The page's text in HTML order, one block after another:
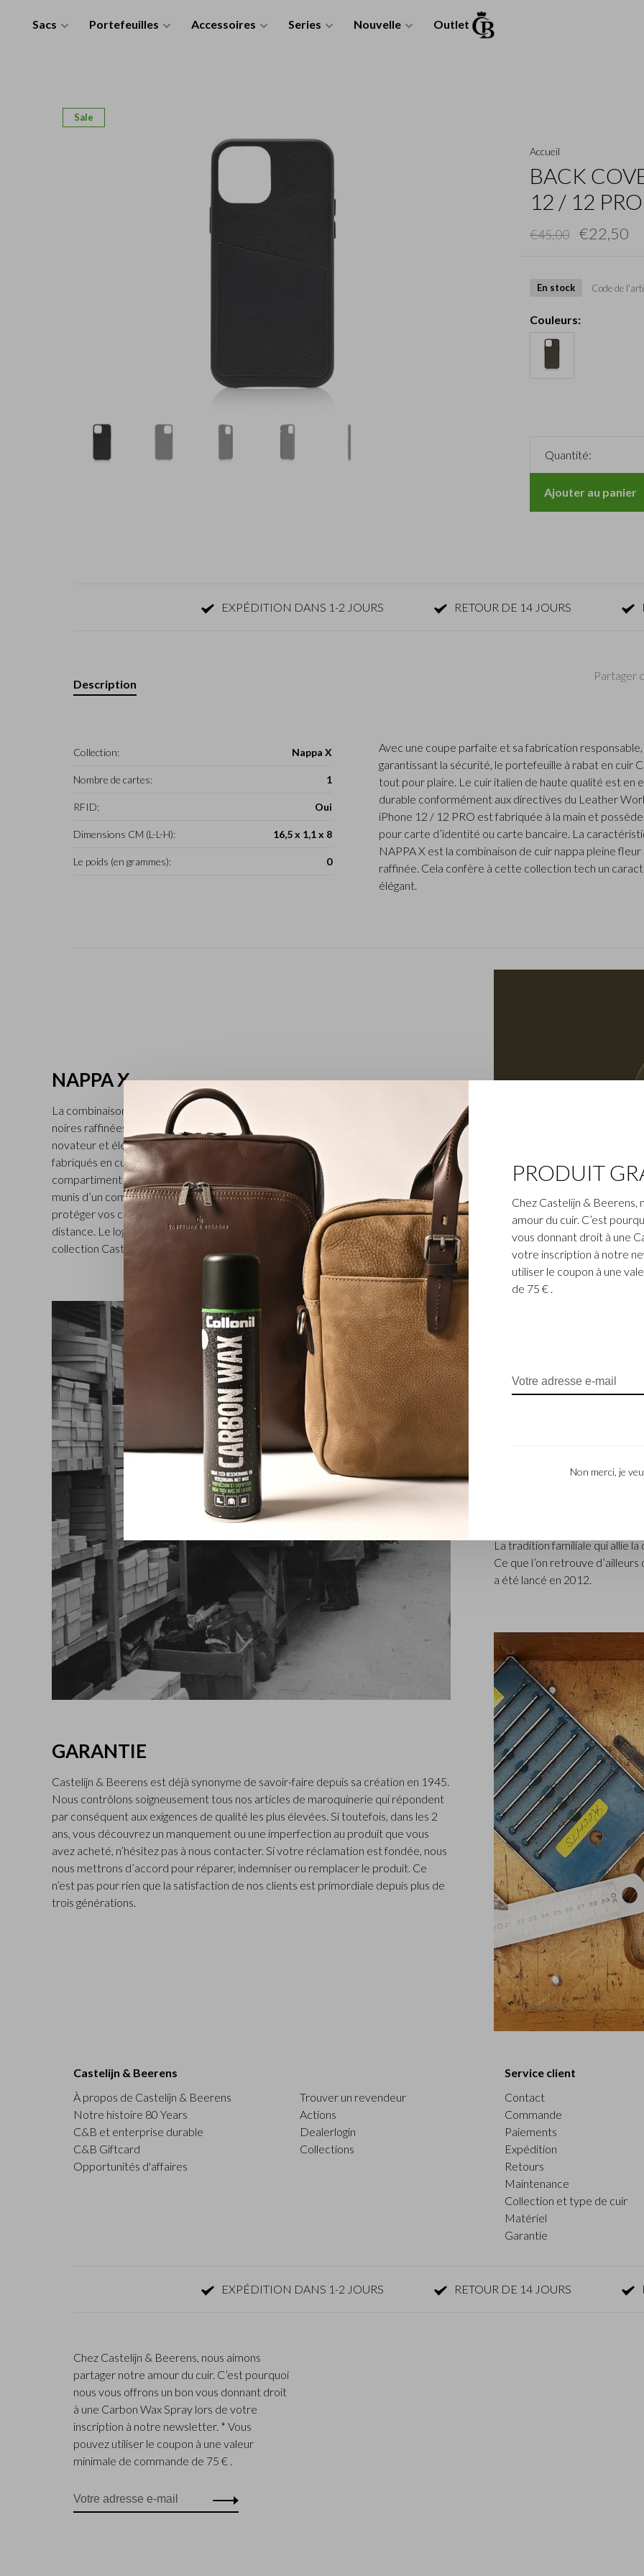
Sacs Portefeuilles Accessoires Series Nouvelle Outlet
Sale
Accueil
BACK
12 / 12
€45,00 €22,50
En stock Code de
Couleurs:
Quantité:
Ajouter au panier
EXPÉDITION DANS 1-2 JOURS RETOUR DE 14 JOURS
Partager
Description
Collection: Nappa X
Nombre de cartes: 1
RFID: Oui
Dimensions CM (L-L-H): 16,5 x 1,1 x 8
Le poids (en grammes): 0
Avec une coupe parfaite et sa fabrication
garantissant la sécurité, le portefeuille à rabat en cuir
tout pour plaire. Le cuir italien de haute qualité est en
durable conformément aux directives du Leather
iPhone 12 / 12 PRO est fabriquée à la main et
pour carte d’identité ou carte bancaire. La
NAPPA X est la combinaison de cuir nappa pleine
raffinée. Cela confère à cette collection tech un
élégant.
NAPPA X
La combinaison de cuir nappa italien de grande qualité et de garnitures métalliques
noires raffinées offre à cette collection tech de Castelijn & Beerens un caractère
novateur et élégant. Tous nos pochettes, sacoches et sacs à dos ordinateur sont
fabriqués en cuir de bœuf pleine fleur de grande qualité et pourvus d’un
compartiment protecteur pour ordinateur portable. Tous les sacs sont en outre
munis d’un compartiment à fermeture éclair RFID très utile qui permet de
protéger vos cartes de crédit et/ou votre passeport contre une lecture à
distance. Le logo C&B subtil en métal noir renforce le look sophistiqué de cette
collection Castelijn & Beerens. Disponible en noir et vert militaire.
L’entreprise Castelijn &
renommée qui conçoit et
L’entreprise a été créée à
coupeur de cuir, Marinus
produits de maroquinerie.
– ont repris les reines et
La tradition familiale qui allie
Ce que l’on retrouve
a été lancé en 2012.
GARANTIE
Castelijn & Beerens est déjà synonyme de savoir-faire depuis sa création en 1945.
Nous contrôlons soigneusement tous nos articles de maroquinerie qui répondent
par conséquent aux exigences de qualité les plus élevées. Si toutefois, dans les 2
ans, vous découvrez un manquement ou une imperfection au produit que vous
avez acheté, n’hésitez pas à nous contacter. Si votre réclamation est fondée, nous
nous mettrons d’accord pour réparer, indemniser ou remplacer le produit. Ce
n’est pas pour rien que la satisfaction de nos clients est primordiale depuis plus de
trois générations.
Castelijn & Beerens
À propos de Castelijn & Beerens
Notre histoire 80 Years
C&B et enterprise durable
C&B Giftcard
Opportunités d'affaires
Trouver un revendeur
Actions
Dealerlogin
Collections
Service client
Contact
Commande
Paiements
Expédition
Retours
Maintenance
Collection et type de cuir
Matériel
Garantie
EXPÉDITION DANS 1-2 JOURS RETOUR DE 14 JOURS
Chez Castelijn & Beerens, nous aimons
partager notre amour du cuir. C’est pourquoi
nous vous offrons un bon vous donnant droit
à une Carbon Wax Spray lors de votre
inscription à notre newsletter. * Vous
pouvez utiliser le coupon à une valeur
minimale de commande de 75 € .
PRODUIT
Chez Castelijn & Beerens,
amour du cuir. C’est
vous donnant droit à une
votre inscription à notre
utiliser le coupon à une
de 75 € .
Non merci, je